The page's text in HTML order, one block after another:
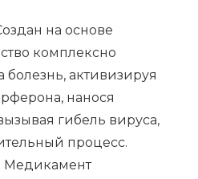
на основе
комплексно
болезнь, активизируя
нанося
гибель вируса,
процесс.
Медикамент